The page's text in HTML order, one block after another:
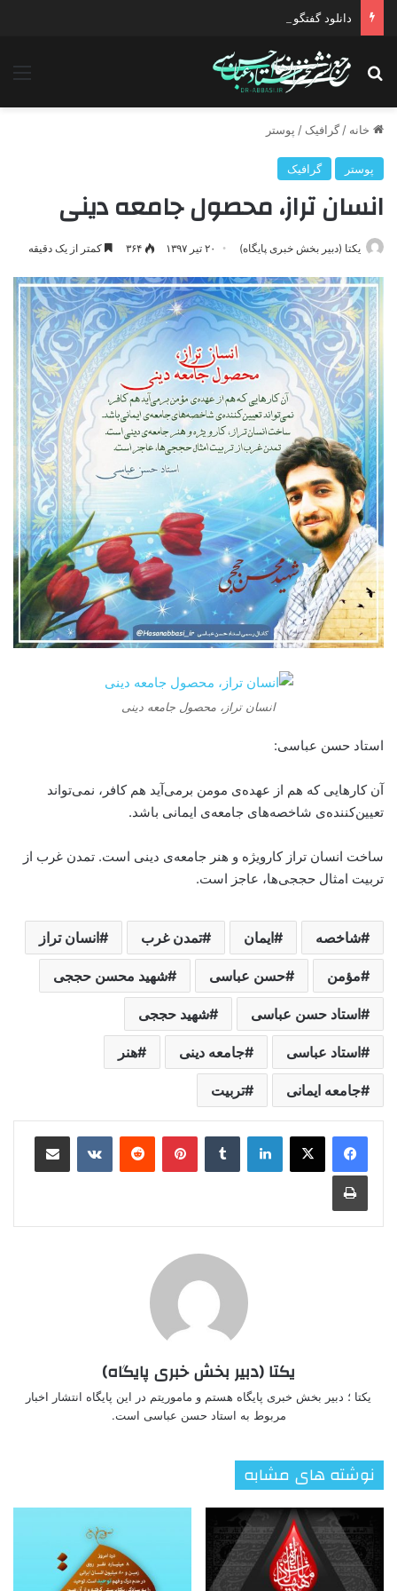
دانلود گفتگو با موضوع جنگ دیپلماتیک آمریکا علیه ایران
جستجو برای
خانه / گرافیک / پوستر
پوستر گرافیک
انسان تراز، محصول جامعه دینی
یکتا (دبیر بخش خبری پایگاه) ۲۰ تیر ۱۳۹۷ ۳۶۴ کمتر از یک دقیقه
انسان تراز، محصول جامعه دینی
استاد حسن عباسی:
آن کارهایی که هم از عهده‌ی مومن برمی‌آید هم کافر، نمی‌تواند
تعیین‌کننده‌ی شاخصه‌های جامعه‌ی ایمانی باشد.
ساخت انسان تراز کارویژه و هنر جامعه‌ی دینی است. تمدن غرب از
تربیت امثال حججی‌ها، عاجز است.
شاخصه ایمان تمدن غرب انسان تراز
مؤمن حسن عباسی شهید محسن حججی
استاد حسن عباسی شهید حججی
استاد عباسی جامعه دینی هنر
جامعه ایمانی تربیت
لینکدین ‫تامبلر ‫پین‌ترست‫رددیت ‫VKontakteاشتراک گذاری از طریق ایمیل
چاپ
یکتا (دبیر بخش خبری پایگاه)
یکتا ؛ دبیر بخش خبری پایگاه هستم و ماموریتم در این پایگاه انتشار اخبار
مربوط به استاد حسن عباسی است.
نوشته های مشابه